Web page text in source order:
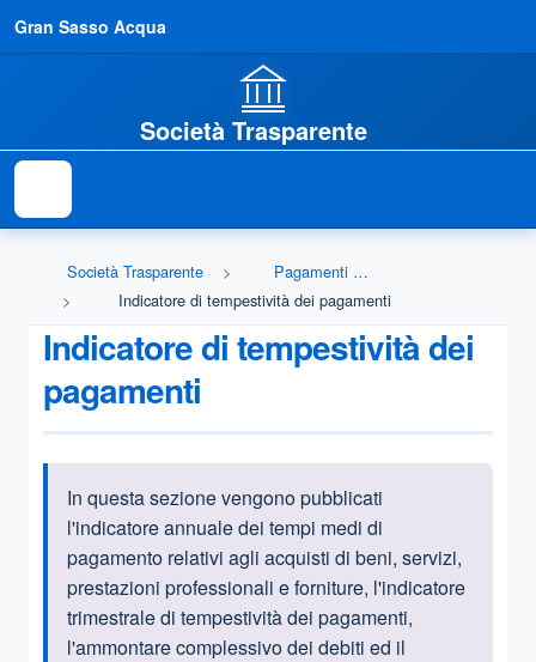
Gran Sasso Acqua
Società Trasparente
Società Trasparente
Pagamenti dell'amministrazione
Indicatore di tempestività dei pagamenti
Indicatore di tempestività dei
pagamenti
Informazioni introduttive
In questa sezione vengono pubblicati
l'indicatore annuale dei tempi medi di
pagamento relativi agli acquisti di beni, servizi,
prestazioni professionali e forniture, l'indicatore
trimestrale di tempestività dei pagamenti,
l'ammontare complessivo dei debiti ed il